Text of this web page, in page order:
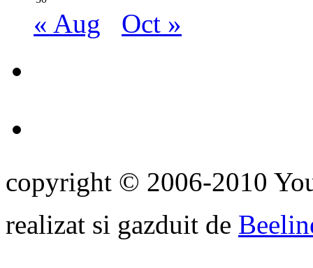
« Aug Oct »
copyright © 2006-2010
realizat si gazduit de